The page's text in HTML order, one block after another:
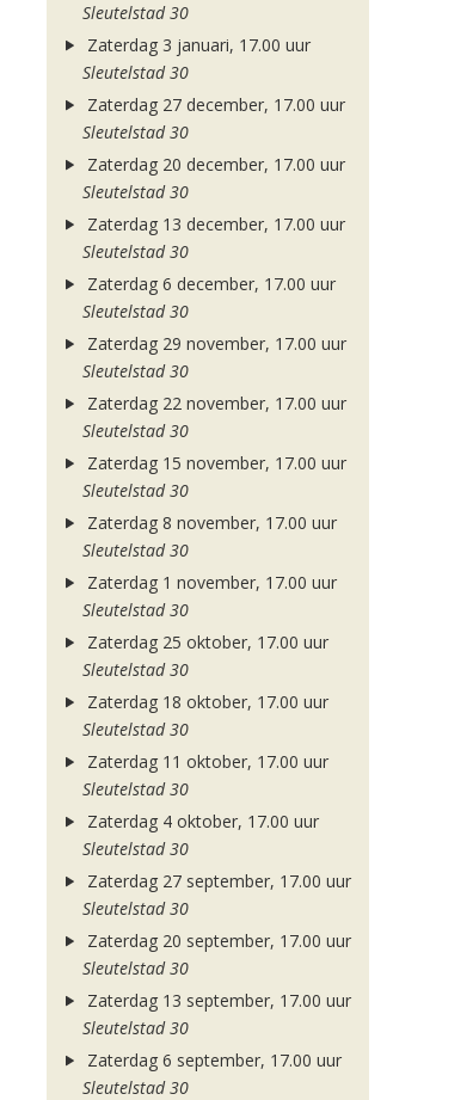
Sleutelstad 30
Zaterdag 3 januari, 17.00 uur
Sleutelstad 30
Zaterdag 27 december, 17.00 uur
Sleutelstad 30
Zaterdag 20 december, 17.00 uur
Sleutelstad 30
Zaterdag 13 december, 17.00 uur
Sleutelstad 30
Zaterdag 6 december, 17.00 uur
Sleutelstad 30
Zaterdag 29 november, 17.00 uur
Sleutelstad 30
Zaterdag 22 november, 17.00 uur
Sleutelstad 30
Zaterdag 15 november, 17.00 uur
Sleutelstad 30
Zaterdag 8 november, 17.00 uur
Sleutelstad 30
Zaterdag 1 november, 17.00 uur
Sleutelstad 30
Zaterdag 25 oktober, 17.00 uur
Sleutelstad 30
Zaterdag 18 oktober, 17.00 uur
Sleutelstad 30
Zaterdag 11 oktober, 17.00 uur
Sleutelstad 30
Zaterdag 4 oktober, 17.00 uur
Sleutelstad 30
Zaterdag 27 september, 17.00 uur
Sleutelstad 30
Zaterdag 20 september, 17.00 uur
Sleutelstad 30
Zaterdag 13 september, 17.00 uur
Sleutelstad 30
Zaterdag 6 september, 17.00 uur
Sleutelstad 30